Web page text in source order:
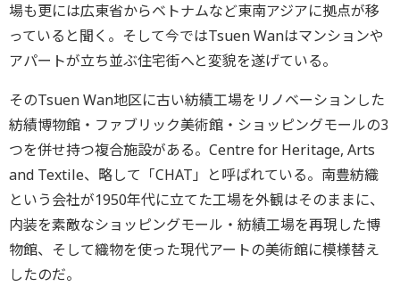
場も更には広東省からベトナムなど東南アジアに拠点が移
っていると聞く。そして今ではTsuen Wanはマンションや
アパートが立ち並ぶ住宅街へと変貌を遂げている。
そのTsuen Wan地区に古い紡績工場をリノベーションした
紡績博物館・ファブリック美術館・ショッピングモールの3
つを併せ持つ複合施設がある。Centre for Heritage, Arts
and Textile、略して「CHAT」と呼ばれている。南豊紡織
という会社が1950年代に立てた工場を外観はそのままに、
内装を素敵なショッピングモール・紡績工場を再現した博
物館、そして織物を使った現代アートの美術館に模様替え
したのだ。